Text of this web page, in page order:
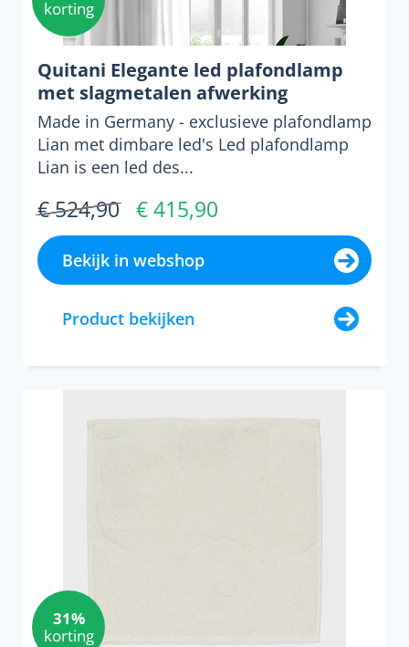
korting
Quitani Elegante led plafondlamp
met slagmetalen afwerking
Made in Germany - exclusieve plafondlamp
Lian met dimbare led's Led plafondlamp
Lian is een led des...
€ 524,90 € 415,90
Bekijk in webshop
Product bekijken
31%
korting